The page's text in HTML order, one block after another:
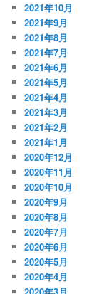
2021年10月
2021年9月
2021年8月
2021年7月
2021年6月
2021年5月
2021年4月
2021年3月
2021年2月
2021年1月
2020年12月
2020年11月
2020年10月
2020年9月
2020年8月
2020年7月
2020年6月
2020年5月
2020年4月
2020年3月